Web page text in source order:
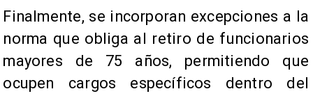
Finalmente, se incorporan excepciones a la
norma que obliga al retiro de funcionarios
mayores de 75 años, permitiendo que
ocupen cargos específicos dentro del